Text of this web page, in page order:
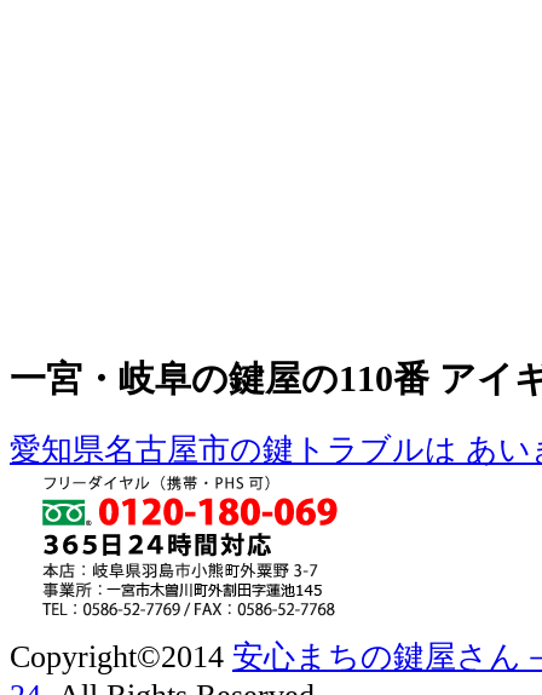
一宮・岐阜の鍵屋の110番 アイ
愛知県名古屋市の鍵トラブルは あい
Copyright©2014 安心まちの鍵屋さん